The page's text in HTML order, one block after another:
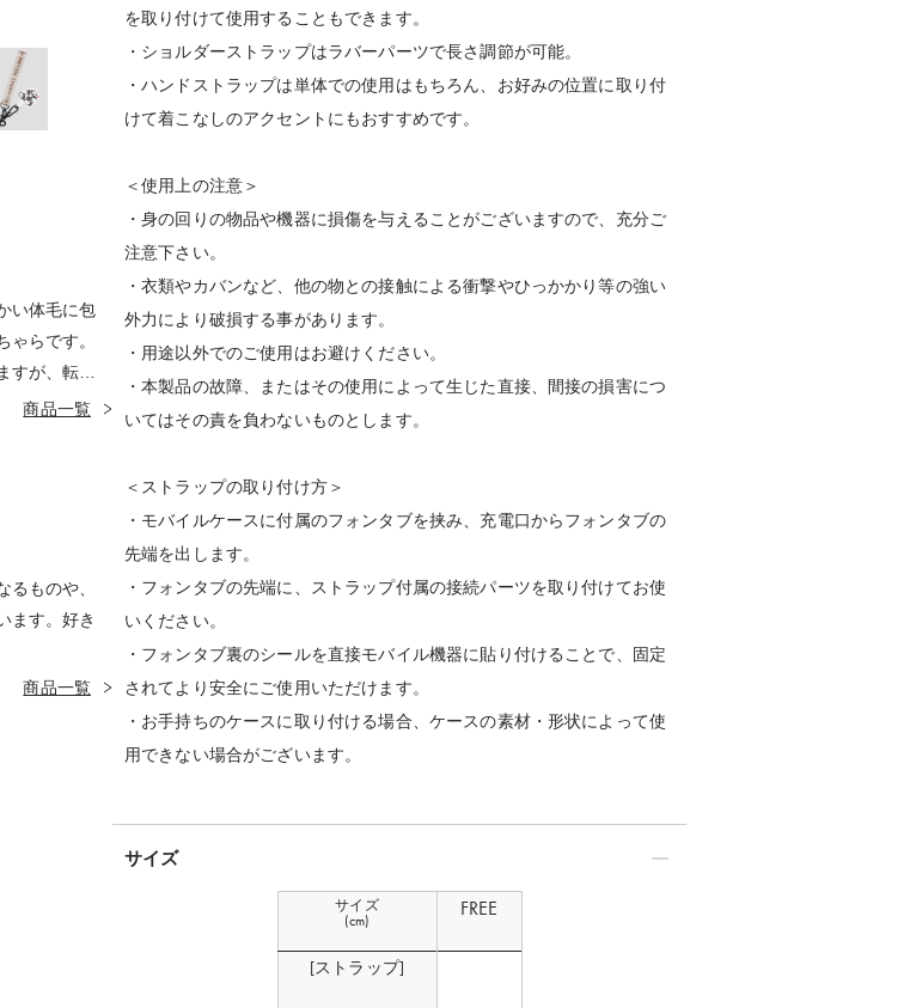
い体毛に包
らです。
すが、転が
商品一覧
ものや、
ます。好き
商品一覧
を取り付けて使用することもできます。
・ショルダーストラップはラバーパーツで長さ調節が可能。
・ハンドストラップは単体での使用はもちろん、お好みの位置に取り付
けて着こなしのアクセントにもおすすめです。
＜使用上の注意＞
・身の回りの物品や機器に損傷を与えることがございますので、充分ご
注意下さい。
・衣類やカバンなど、他の物との接触による衝撃やひっかかり等の強い
外力により破損する事があります。
・用途以外でのご使用はお避けください。
・本製品の故障、またはその使用によって生じた直接、間接の損害につ
いてはその責を負わないものとします。
＜ストラップの取り付け方＞
・モバイルケースに付属のフォンタブを挟み、充電口からフォンタブの
先端を出します。
・フォンタブの先端に、ストラップ付属の接続パーツを取り付けてお使
いください。
・フォンタブ裏のシールを直接モバイル機器に貼り付けることで、固定
されてより安全にご使用いただけます。
・お手持ちのケースに取り付ける場合、ケースの素材・形状によって使
用できない場合がございます。
サイズ
サイズ
(cm)
[ストラップ]
FREE